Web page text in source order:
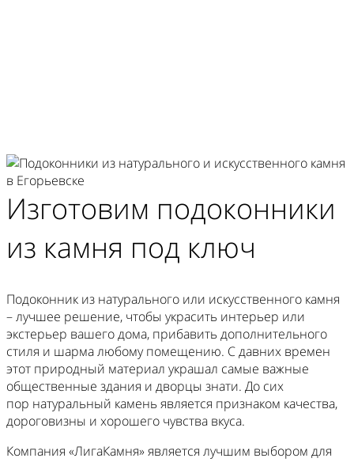
Изготовим подоконники
из камня под ключ
Подоконник из натурального или искусственного камня
– лучшее решение, чтобы украсить интерьер или
экстерьер вашего дома, прибавить дополнительного
стиля и шарма любому помещению. С давних времен
этот природный материал украшал самые важные
общественные здания и дворцы знати. До сих
пор натуральный камень является признаком качества,
дороговизны и хорошего чувства вкуса.
Компания «ЛигаКамня» является лучшим выбором для